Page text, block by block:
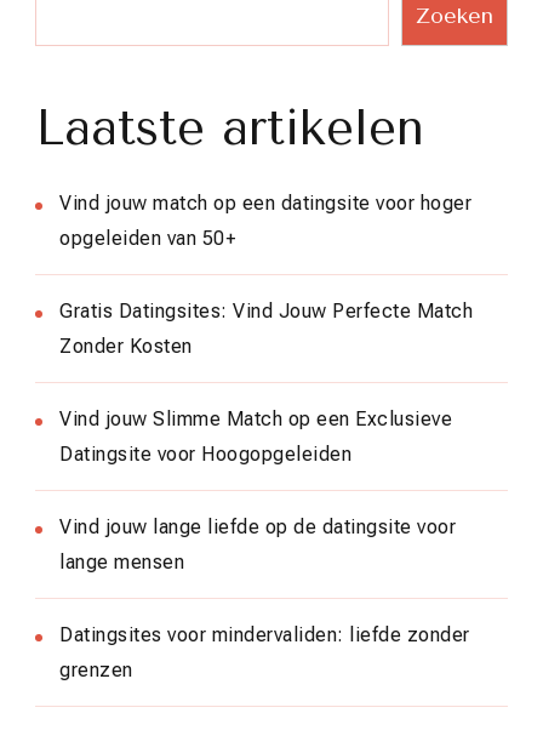
Zoeken
Laatste artikelen
Vind jouw match op een datingsite voor hoger
opgeleiden van 50+
Gratis Datingsites: Vind Jouw Perfecte Match
Zonder Kosten
Vind jouw Slimme Match op een Exclusieve
Datingsite voor Hoogopgeleiden
Vind jouw lange liefde op de datingsite voor
lange mensen
Datingsites voor mindervaliden: liefde zonder
grenzen